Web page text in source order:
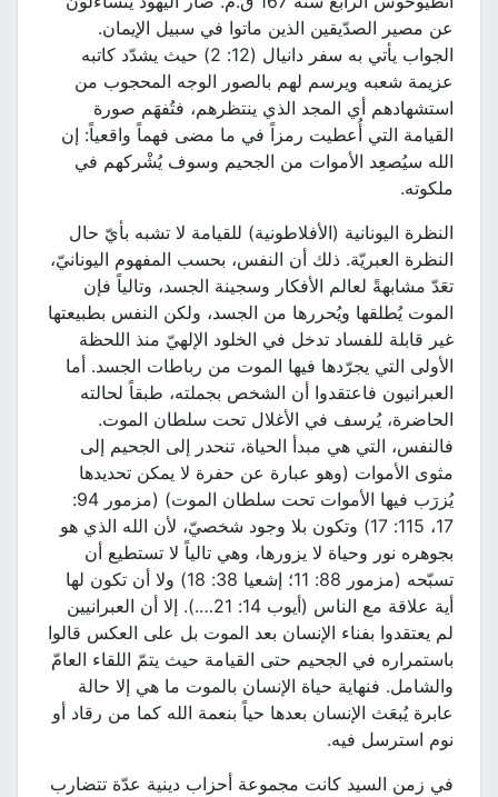
عن مصير الصدّيقين الذين ماتوا في سبيل الإيمان.
الجواب يأتي به سفر دانيال (12: 2) حيث يشدّد كاتبه
عزيمة شعبه ويرسم لهم بالصور الوجه المحجوب من
استشهادهم أي المجد الذي ينتظرهم، فتُفهَم صورة
القيامة التي أُعطيت رمزاً في ما مضى فهماً واقعياً: إن
الله سيُصعِد الأموات من الجحيم وسوف يُشْركهم في
ملكوته.
النظرة اليونانية (الأفلاطونية) للقيامة لا تشبه بأيّ حال
النظرة العبريّة. ذلك أن النفس، بحسب المفهوم اليونانيّ،
تعَدّ مشابهةً لعالم الأفكار وسجينة الجسد، وتالياً فإن
الموت يُطلقها ويُحررها من الجسد، ولكن النفس بطبيعتها
غير قابلة للفساد تدخل في الخلود الإلهيّ منذ اللحظة
الأولى التي يجرّدها فيها الموت من رباطات الجسد. أما
العبرانيون فاعتقدوا أن الشخص بجملته، طبقاً لحالته
الحاضرة، يُرسف في الأغلال تحت سلطان الموت.
فالنفس، التي هي مبدأ الحياة، تنحدر إلى الجحيم إلى
مثوى الأموات (وهو عبارة عن حفرة لا يمكن تحديدها
يُزرَب فيها الأموات تحت سلطان الموت) (مزمور 94:
17، 115: 17) وتكون بلا وجود شخصيّ، لأن الله الذي هو
بجوهره نور وحياة لا يزورها، وهي تالياً لا تستطيع أن
تسبّحه (مزمور 88: 11؛ إشعيا 38: 18) ولا أن تكون لها
أية علاقة مع الناس (أيوب 14: 21….). إلا أن العبرانيين
لم يعتقدوا بفناء الإنسان بعد الموت بل على العكس قالوا
باستمراره في الجحيم حتى القيامة حيث يتمّ اللقاء العامّ
والشامل. فنهاية حياة الإنسان بالموت ما هي إلا حالة
عابرة يُبعَث الإنسان بعدها حياً بنعمة الله كما من رقاد أو
نوم استرسل فيه.
في زمن السيد كانت مجموعة أحزاب دينية عدّة تتضارب